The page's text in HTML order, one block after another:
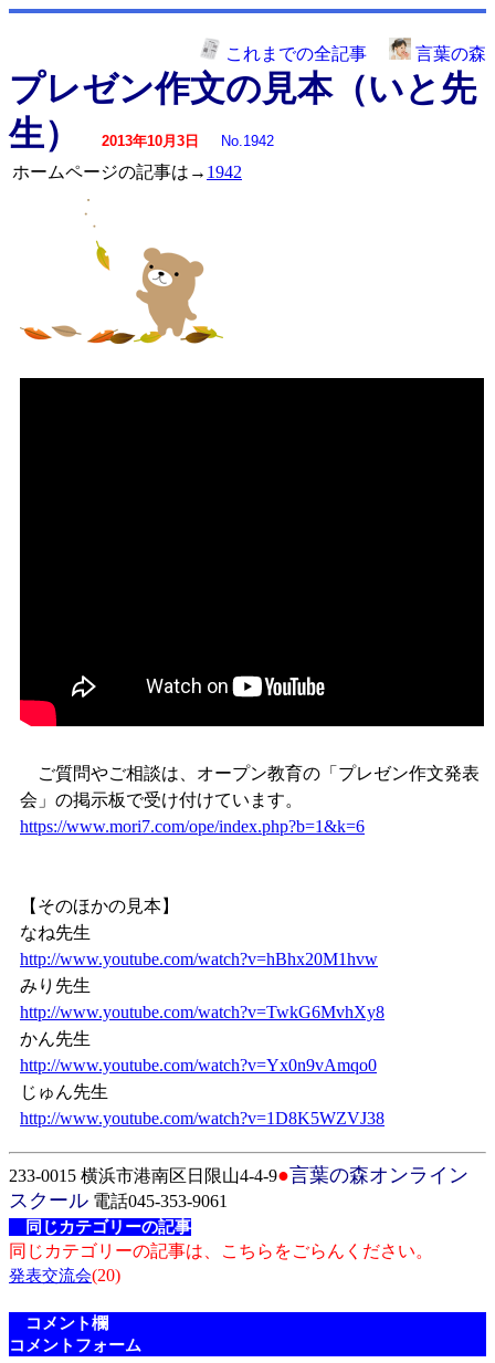
これまでの全記事 言葉の森
プレゼン作文の見本（いと先
生）
2013年10月3日 No.1942
ホームページの記事は→ 1942
ご質問やご相談は、オープン教育の「プレゼン作文発表
会」の掲示板で受け付けています。
https://www.mori7.com/ope/index.php?b=1&k=6
【そのほかの見本】
なね先生
http://www.youtube.com/watch?v=hBhx20M1hvw
みり先生
http://www.youtube.com/watch?v=TwkG6MvhXy8
かん先生
http://www.youtube.com/watch?v=Yx0n9vAmqo0
じゅん先生
http://www.youtube.com/watch?v=1D8K5WZVJ38
233-0015 横浜市港南区日限山4-4-9●言葉の森オンライン
スクール 電話045-353-9061
同じカテゴリーの記事
同じカテゴリーの記事は、こちらをごらんください。
発表交流会(20)
コメント欄
コメントフォーム